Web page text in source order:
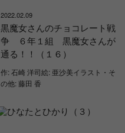
2022.02.09
黒魔女さんのチョコレート戦
争 ６年１組 黒魔女さんが
通る！！（１６）
作: 石崎 洋司絵: 亜沙美イラスト・そ
の他: 藤田 香